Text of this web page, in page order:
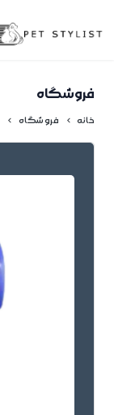
فروشگاه
خانه فروشگاه